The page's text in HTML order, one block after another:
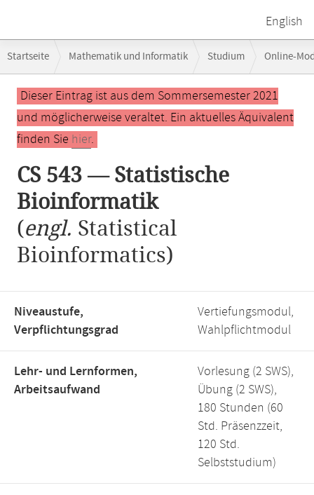
English
Navigation
Startseite Mathematik und Informatik Studium Online-
Hauptinhalt
Dieser Eintrag ist aus dem Sommersemester 2021
und möglicherweise veraltet. Ein aktuelles Äquivalent
finden Sie hier.
CS 543 — Statistische
Bioinformatik
(engl. Statistical
Bioinformatics)
Niveaustufe,
Verpflichtungsgrad
Vertiefungsmodul,
Wahlpflichtmodul
Lehr- und Lernformen,
Arbeitsaufwand
Vorlesung (2 SWS),
Übung (2 SWS),
180 Stunden (60
Std. Präsenzzeit,
120 Std.
Selbststudium)